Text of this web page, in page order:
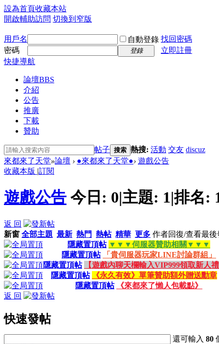
設為首頁收藏本站
開啟輔助訪問 切換到窄版
用戶名 自動登錄 找回密碼
密碼
登錄
立即註冊
快捷導航
論壇BBS
介紹
公告
推廣
下載
贊助
帖子 搜索 熱搜: 活動 交友 discuz
來都來了天堂»論壇 › ●來都來了天堂●› 遊戲公告
收藏本版 |訂閱
遊戲公告 今日: 0|主題: 1|排名:
返 回
新窗 全部主題 最新 熱門 熱帖 精華 更多 作者回復/查看最後
隱藏置頂帖 ▼▼▼伺服器贊助相關▼▼▼
隱藏置頂帖
「貴伺服器玩家LINE討論群組」
隱藏置頂帖
【遊戲內聊天欄輸入VIP999領取新人
隱藏置頂帖
《永久有效》單筆贊助額外贈送勳章
隱藏置頂帖
《來都來了懶人包載點》
返 回
快速發帖
還可輸入80